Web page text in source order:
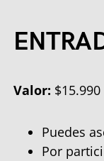
Valor: $15.990
Puedes
Por